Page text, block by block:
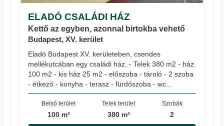
ELADÓ CSALÁDI HÁZ
Kettő az egyben, azonnal birtokba vehető
Budapest, XV. kerület
Eladó Budapest XV. kerületeben, csendes
mellékutcában egy családi ház. - Telek 380 m2 - ház
100 m2 - kis ház 25 m2 - előszoba - tároló - 2 szoba
- étkező - konyha - terasz - fürdőszoba - wc...
Belső terület
100 m²
Telek terület
380 m²
Szobák
2